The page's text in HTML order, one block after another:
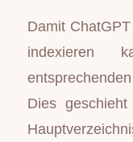
Damit
indexieren
Dies